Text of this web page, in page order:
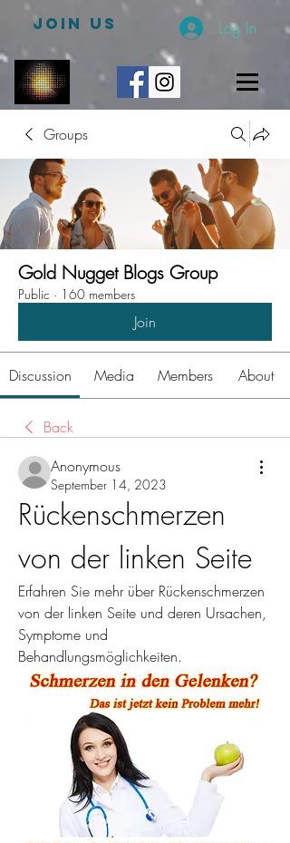
JOIN US Log In
Groups
Gold Nugget Blogs Group
Public · 160 members
Join
Discussion Media Members About
Back
Anonymous
September 14, 2023
Rückenschmerzen
von der linken Seite
Erfahren Sie mehr über Rückenschmerzen
von der linken Seite und deren Ursachen,
Symptome und
Behandlungsmöglichkeiten.